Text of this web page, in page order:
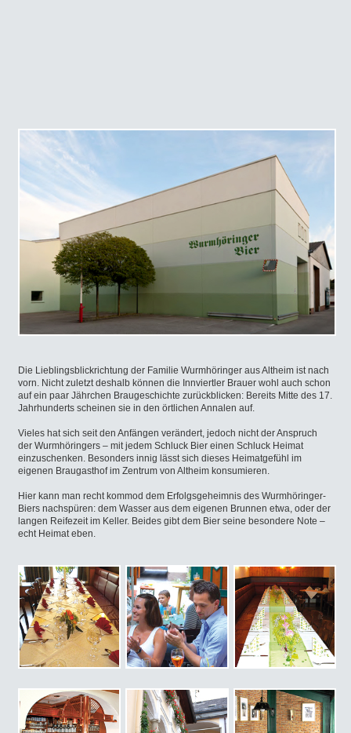
Die Lieblingsblickrichtung der Familie Wurmhöringer aus Altheim ist nach
vorn. Nicht zuletzt deshalb können die Innviertler Brauer wohl auch schon
auf ein paar Jährchen Braugeschichte zurückblicken: Bereits Mitte des 17.
Jahrhunderts scheinen sie in den örtlichen Annalen auf.
Vieles hat sich seit den Anfängen verändert, jedoch nicht der Anspruch
der Wurmhöringers – mit jedem Schluck Bier einen Schluck Heimat
einzuschenken. Besonders innig lässt sich dieses Heimatgefühl im
eigenen Braugasthof im Zentrum von Altheim konsumieren.
Hier kann man recht kommod dem Erfolgsgeheimnis des Wurmhöringer-
Biers nachspüren: dem Wasser aus dem eigenen Brunnen etwa, oder der
langen Reifezeit im Keller. Beides gibt dem Bier seine besondere Note –
echt Heimat eben.